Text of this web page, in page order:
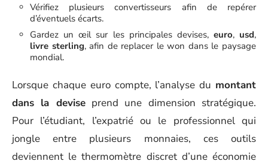
Vérifiez plusieurs convertisseurs afin de repérer
d’éventuels écarts.
Gardez un œil sur les principales devises, euro, usd,
livre sterling, afin de replacer le won dans le paysage
mondial.
Lorsque chaque euro compte, l’analyse du montant
dans la deviseprend une dimension stratégique.
Pour l’étudiant, l’expatrié ou le professionnel qui
jongle entre plusieurs monnaies, ces outils
deviennent le thermomètre discret d’une économie